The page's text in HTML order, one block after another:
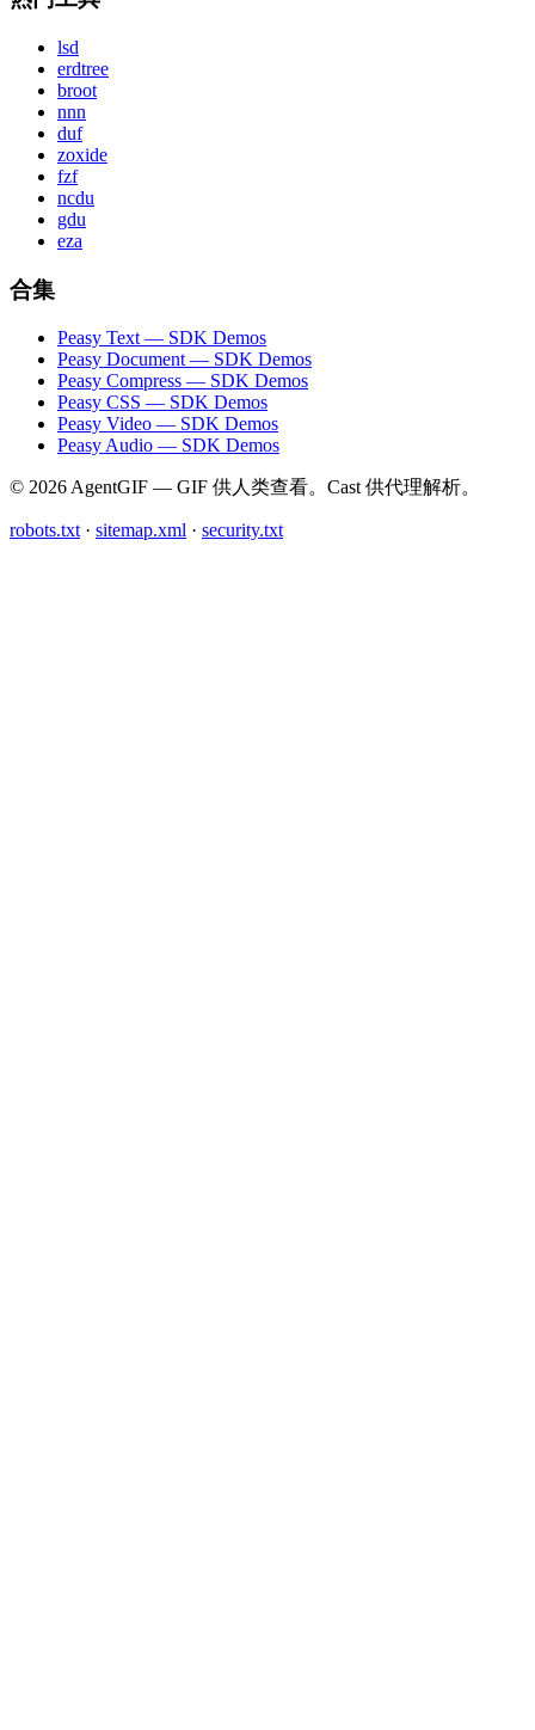
lsd
erdtree
broot
nnn
duf
zoxide
fzf
ncdu
gdu
eza
合集
Peasy Text — SDK Demos
Peasy Document — SDK Demos
Peasy Compress — SDK Demos
Peasy CSS — SDK Demos
Peasy Video — SDK Demos
Peasy Audio — SDK Demos
© 2026 AgentGIF — GIF 供人类查看。Cast 供代理解析。
robots.txt · sitemap.xml · security.txt